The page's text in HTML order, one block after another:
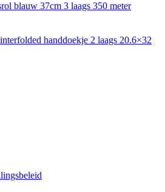
blauw 37cm 3 laags 350 meter
handdoekje 2 laags 20.6×32